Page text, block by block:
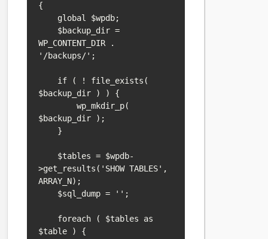
{
WP_CONTENT_DIR .
'/backups/';
$backup_dir ) ) {
        wp_mkdir_p(
$backup_dir );
>get_results('SHOW TABLES',
ARRAY_N);
$table ) {